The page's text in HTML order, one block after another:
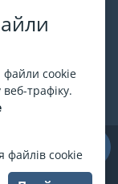
файли cookie
веб-трафіку.
файлів cookie
та інших міст
Ми працюємо